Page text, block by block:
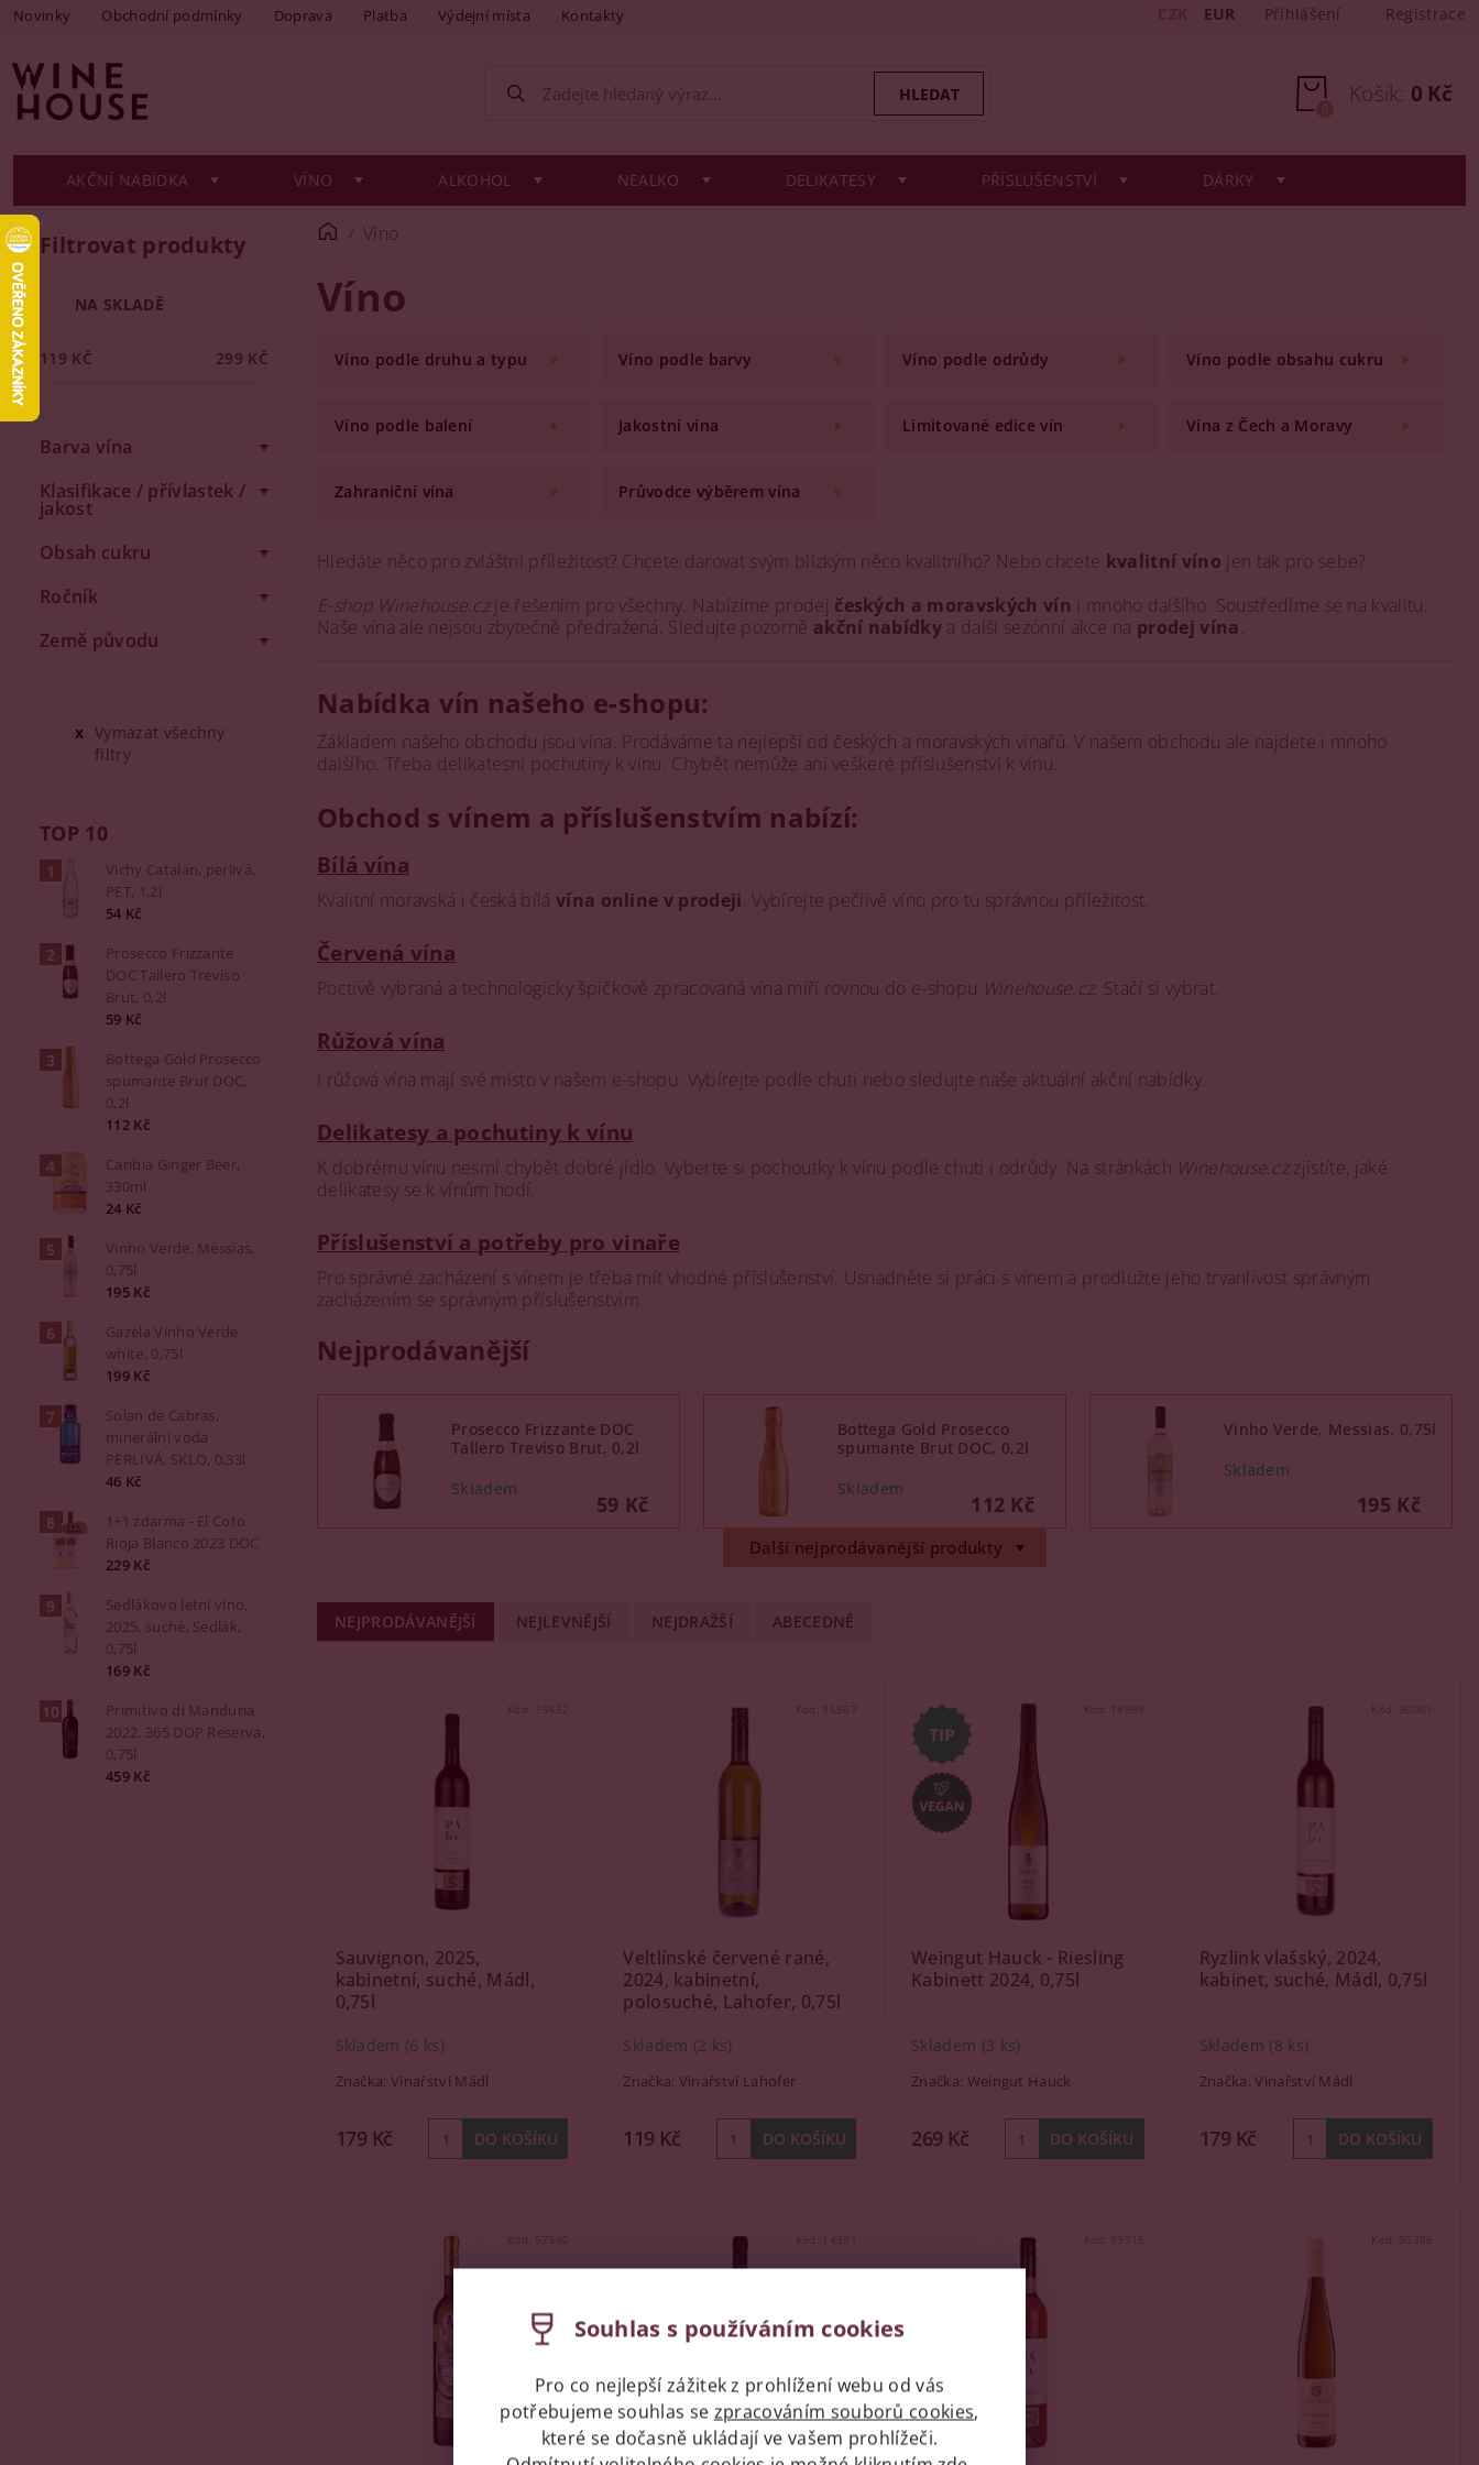
Novinky Obchodní podmínky Doprava Platba Výdejní místa Kontakty EUR Přihlášení Registrace
Košík: 0 Kč
0
AKČNÍ NABÍDKA VÍNO ALKOHOL NEALKO DELIKATESY PŘÍSLUŠENSTVÍ DÁRKY
Filtrovat produkty
NA SKLADĚ
119 KČ 299 KČ
Barva vína
Klasifikace / přívlastek /
jakost
Obsah cukru
Ročník
Země původu
Vymazat všechny
filtry
TOP 10
Vichy Catalan, perlivá,
PET, 1,2l
54 Kč
Prosecco Frizzante
DOC Tallero Treviso
Brut, 0,2l
59 Kč
Bottega Gold Prosecco
spumante Brut DOC,
0,2l
112 Kč
Caribia Ginger Beer,
330ml
24 Kč
Vinho Verde, Messias,
0,75l
195 Kč
Gazela Vinho Verde
white, 0,75l
199 Kč
Solan de Cabras,
minerální voda
PERLIVÁ, SKLO, 0,33l
46 Kč
1+1 zdarma - El Coto
Rioja Blanco 2023 DOC
229 Kč
Sedlákovo letní víno,
2025, suché, Sedlák,
0,75l
169 Kč
Primitivo di Manduria
2022, 365 DOP Reserva,
0,75l
459 Kč
Víno
Víno
Víno podle druhu a typu Víno podle barvy Víno podle odrůdy Víno podle obsahu cukru
Víno podle balení Jakostní vína Limitované edice vín Vína z Čech a Moravy
Zahraniční vína Průvodce výběrem vína
Hledáte něco pro zvláštní příležitost? Chcete darovat svým blízkým něco kvalitního? Nebo chcete kvalitní víno jen tak pro sebe?
E-shop Winehouse.czje řešením pro všechny. Nabízíme prodej českých a moravských vín i mnoho dalšího. Soustředíme se na kvalitu.
Naše vína ale nejsou zbytečně předražená. Sledujte pozorně akční nabídky a další sezónní akce na prodej vína
Nabídka vín našeho e-shopu:
Základem našeho obchodu jsou vína. Prodáváme ta nejlepší od českých a moravských vinařů. V našem obchodu ale najdete i mnoho
dalšího. Třeba delikatesní pochutiny k vínu. Chybět nemůže ani veškeré příslušenství k vínu.
Obchod s vínem a příslušenstvím nabízí:
Bílá vína
Kvalitní moravská i česká bílá vína online v prodeji . Vybírejte pečlivě víno pro tu správnou příležitost.
Červená vína
Poctivě vybraná a technologicky špičkově zpracovaná vína míří rovnou do e-shopu Winehouse.cz. Stačí si vybrat.
Růžová vína
I růžová vína mají své místo v našem e-shopu. Vybírejte podle chuti nebo sledujte naše aktuální akční nabídky.
Delikatesy a pochutiny k vínu
K dobrému vínu nesmí chybět dobré jídlo. Vyberte si pochoutky k vínu podle chuti i odrůdy. Na stránkách Winehouse.czzjistíte, jaké
delikatesy se k vínům hodí.
Příslušenství a potřeby pro vinaře
Pro správné zacházení s vínem je třeba mít vhodné příslušenství. Usnadněte si práci s vínem a prodlužte jeho trvanlivost správným
zacházením se správným příslušenstvím.
Nejprodávanější
Prosecco Frizzante DOC
Tallero Treviso Brut, 0,2l
59 Kč
Bottega Gold Prosecco
spumante Brut DOC, 0,2l
112 Kč
Vinho Verde, Messias, 0,75l
195 Kč
Další nejprodávanější produkty
NEJPRODÁVANĚJŠÍ NEJLEVNĚJŠÍ NEJDRAŽŠÍ ABECEDNĚ
Kód: 15452
Sauvignon, 2025,
kabinetní, suché, Mádl,
0,75l
Skladem (6 ks)
Značka:Vinařství Mádl
179 Kč
Kód: 96567
Veltlínské červené rané,
2024, kabinetní,
polosuché, Lahofer, 0,75l
Skladem (2 ks)
Značka: Vinařství Lahofer
119 Kč
Kód:
Weingut Hauck - Riesling
Kabinett 2024, 0,75l
Skladem (3 ks)
Značka: Weingut Hauck
269 Kč
Kód:
Ryzlink vlašský, 2024,
kabinet, suché, Mádl, 0,75l
Skladem (8 ks)
Značka:Vinařství Mádl
179 Kč
Kód: 57340 Kód: 14391 Kód: 89315 Kód:
Souhlas s používáním cookies
Pro co nejlepší zážitek z prohlížení webu od vás
potřebujeme souhlas se zpracováním souborů cookies,
které se dočasně ukládají ve vašem prohlížeči.